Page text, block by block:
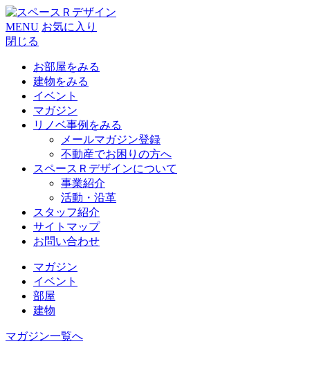
MENU お気に入り
閉じる
お部屋をみる
建物をみる
イベント
マガジン
リノベ事例をみる
メールマガジン登録
不動産でお困りの方へ
スペースＲデザインについて
事業紹介
活動・沿革
スタッフ紹介
サイトマップ
お問い合わせ
マガジン
イベント
部屋
建物
マガジン一覧へ